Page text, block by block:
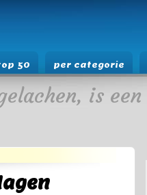
50 per categorie
is